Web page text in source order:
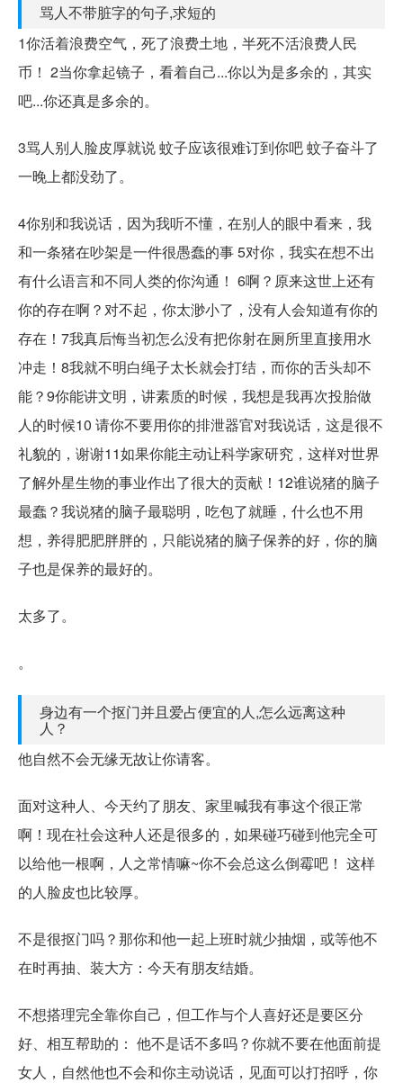
骂人不带脏字的句子,求短的
1你活着浪费空气，死了浪费土地，半死不活浪费人民
币！ 2当你拿起镜子，看着自己...你以为是多余的，其实
吧...你还真是多余的。
3骂人别人脸皮厚就说 蚊子应该很难订到你吧 蚊子奋斗了
一晚上都没劲了。
4你别和我说话，因为我听不懂，在别人的眼中看来，我
和一条猪在吵架是一件很愚蠢的事 5对你，我实在想不出
有什么语言和不同人类的你沟通！ 6啊？原来这世上还有
你的存在啊？对不起，你太渺小了，没有人会知道有你的
存在！7我真后悔当初怎么没有把你射在厕所里直接用水
冲走！8我就不明白绳子太长就会打结，而你的舌头却不
能？9你能讲文明，讲素质的时候，我想是我再次投胎做
人的时候10 请你不要用你的排泄器官对我说话，这是很不
礼貌的，谢谢11如果你能主动让科学家研究，这样对世界
了解外星生物的事业作出了很大的贡献！12谁说猪的脑子
最蠢？我说猪的脑子最聪明，吃包了就睡，什么也不用
想，养得肥肥胖胖的，只能说猪的脑子保养的好，你的脑
子也是保养的最好的。
太多了。
。
身边有一个抠门并且爱占便宜的人,怎么远离这种
人？
他自然不会无缘无故让你请客。
面对这种人、今天约了朋友、家里喊我有事这个很正常
啊！现在社会这种人还是很多的，如果碰巧碰到他完全可
以给他一根啊，人之常情嘛~你不会总这么倒霉吧！ 这样
的人脸皮也比较厚。
不是很抠门吗？那你和他一起上班时就少抽烟，或等他不
在时再抽、装大方：今天有朋友结婚。
不想搭理完全靠你自己，但工作与个人喜好还是要区分
好、相互帮助的： 他不是话不多吗？你就不要在他面前提
女人，自然他也不会和你主动说话，见面可以打招呼，你